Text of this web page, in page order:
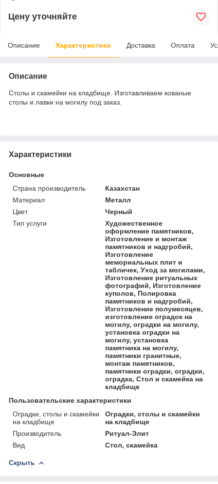
Цену уточняйте
Описание Характеристики Доставка Оплата
Описание
Столы и скамейки на кладбище. Изготавливаем кованые
столы и лавки на могилу под заказ.
Характеристики
Основные
Страна производитель
Казахстан
Материал
Металл
Цвет
Черный
Тип услуги
Художественное
оформление памятников,
Изготовление и монтаж
памятников и надгробий,
Изготовление
мемориальных плит и
табличек, Уход за могилами,
Изготовление ритуальных
фотографий, Изготовление
куполов, Полировка
памятников и надгробий,
Изготовление полумесяцев,
изготовление оградок на
могилу, оградки на могилу,
установка оградки на
могилу, установка
памятника на могилу,
памятники гранитные,
монтаж памятников,
памятники оградки, оградки,
оградка, Стол и скамейка на
кладбище
Пользовательские характеристики
Оградки, столы и скамейки
на кладбище
Оградки, столы и скамейки
на кладбище
Производитель
Ритуал-Элит
Вид
Стол, скамейка
Скрыть